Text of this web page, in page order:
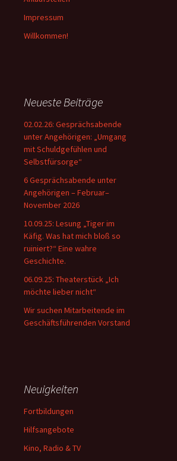
Impressum
Willkommen!
Neueste Beiträge
02.02.26: Gesprächsabende
unter Angehörigen: „Umgang
mit Schuldgefühlen und
Selbstfürsorge“
6 Gesprächsabende unter
Angehörigen – Februar–
November 2026
10.09.25: Lesung „Tiger im
Käfig. Was hat mich bloß so
ruiniert?“ Eine wahre
Geschichte.
06.09.25: Theaterstück „Ich
möchte lieber nicht“
Wir suchen Mitarbeitende im
Geschäftsführenden Vorstand
Neuigkeiten
Fortbildungen
Hilfsangebote
Kino, Radio & TV